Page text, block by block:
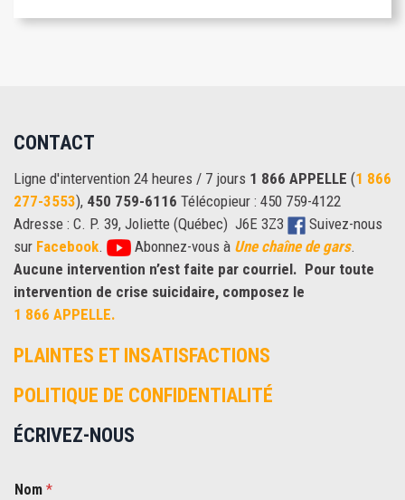
CONTACT
Ligne d'intervention 24 heures / 7 jours 1 866 APPELLE (1 866
277-3553), 450 759-6116 Télécopieur : 450 759-4122
Adresse : C. P. 39, Joliette (Québec) J6E 3Z3
Suivez-nous
sur Facebook. Abonnez-vous à Une chaîne de gars.
Aucune intervention n’est faite par courriel. Pour toute
intervention de crise suicidaire, composez le
1 866 APPELLE.
PLAINTES ET INSATISFACTIONS
POLITIQUE DE CONFIDENTIALITÉ
ÉCRIVEZ-NOUS
Nom *